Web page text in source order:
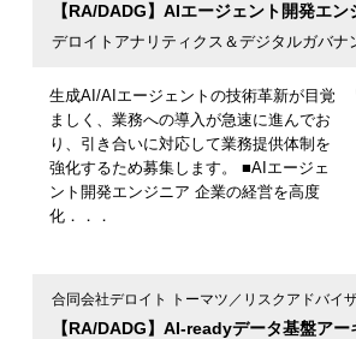
【RA/DADG】AIエージェント開発エン
デロイトアナリティクス＆デジタルガバナ
生成AI/AIエージェントの技術革新が目覚
ましく、業務への導入が急速に進んでお
り、引き合いに対応して業務提供体制を
強化するため募集します。 ■AIエージェ
ント開発エンジニア 企業の経営を高度
化．．．
【RA/DADG】AI-readyデータ基盤ア
合同会社デロイト トーマツ／リスクアドバイ